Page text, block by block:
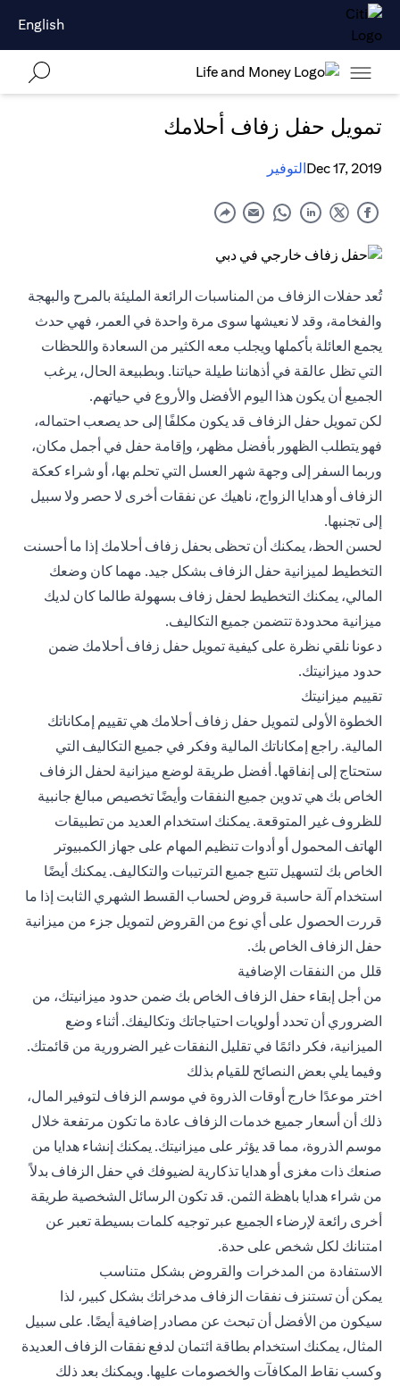
English
تمويل حفل زفاف أحلامك
Dec 17, 2019التوفير
تُعد حفلات الزفاف من المناسبات الرائعة المليئة بالمرح والبهجة
والفخامة، وقد لا نعيشها سوى مرة واحدة في العمر، فهي حدث
يجمع العائلة بأكملها ويجلب معه الكثير من السعادة واللحظات
التي تظل عالقة في أذهاننا طيلة حياتنا. وبطبيعة الحال، يرغب
الجميع أن يكون هذا اليوم الأفضل والأروع في حياتهم.
لكن تمويل حفل الزفاف قد يكون مكلفًا إلى حد يصعب احتماله،
فهو يتطلب الظهور بأفضل مظهر، وإقامة حفل في أجمل مكان،
وربما السفر إلى وجهة شهر العسل التي تحلم بها، أو شراء كعكة
الزفاف أو هدايا الزواج، ناهيك عن نفقات أخرى لا حصر ولا سبيل
إلى تجنبها.
لحسن الحظ، يمكنك أن تحظى بحفل زفاف أحلامك إذا ما أحسنت
التخطيط لميزانية حفل الزفاف بشكل جيد. مهما كان وضعك
المالي، يمكنك التخطيط لحفل زفاف بسهولة طالما كان لديك
ميزانية محدودة تتضمن جميع التكاليف.
دعونا نلقي نظرة على كيفية تمويل حفل زفاف أحلامك ضمن
حدود ميزانيتك.
تقييم ميزانيتك
الخطوة الأولى لتمويل حفل زفاف أحلامك هي تقييم إمكاناتك
المالية. راجع إمكاناتك المالية وفكر في جميع التكاليف التي
ستحتاج إلى إنفاقها. أفضل طريقة لوضع ميزانية لحفل الزفاف
الخاص بك هي تدوين جميع النفقات وأيضًا تخصيص مبالغ جانبية
للظروف غير المتوقعة. يمكنك استخدام العديد من تطبيقات
الهاتف المحمول أو أدوات تنظيم المهام على جهاز الكمبيوتر
الخاص بك لتسهيل تتبع جميع الترتيبات والتكاليف. يمكنك أيضًا
استخدام آلة حاسبة قروض لحساب القسط الشهري الثابت إذا ما
قررت الحصول على أي نوع من القروض لتمويل جزء من ميزانية
حفل الزفاف الخاص بك.
قلل من النفقات الإضافية
من أجل إبقاء حفل الزفاف الخاص بك ضمن حدود ميزانيتك، من
الضروري أن تحدد أولويات احتياجاتك وتكاليفك. أثناء وضع
الميزانية، فكر دائمًا في تقليل النفقات غير الضرورية من قائمتك.
وفيما يلي بعض النصائح للقيام بذلك
اختر موعدًا خارج أوقات الذروة في موسم الزفاف لتوفير المال،
ذلك أن أسعار جميع خدمات الزفاف عادة ما تكون مرتفعة خلال
موسم الذروة، مما قد يؤثر على ميزانيتك. يمكنك إنشاء هدايا من
صنعك ذات مغزى أو هدايا تذكارية لضيوفك في حفل الزفاف بدلاً
من شراء هدايا باهظة الثمن. قد تكون الرسائل الشخصية طريقة
أخرى رائعة لإرضاء الجميع عبر توجيه كلمات بسيطة تعبر عن
امتنانك لكل شخص على حدة.
الاستفادة من المدخرات والقروض بشكل متناسب
يمكن أن تستنزف نفقات الزفاف مدخراتك بشكل كبير، لذا
سيكون من الأفضل أن تبحث عن مصادر إضافية أيضًا. على سبيل
المثال، يمكنك استخدام بطاقة ائتمان لدفع نفقات الزفاف العديدة
وكسب نقاط المكافآت والخصومات عليها. ويمكنك بعد ذلك